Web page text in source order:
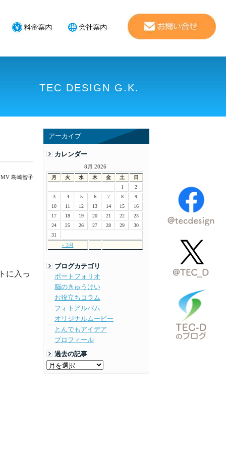
TEC DESIGN G.K.
アーカイブ
カレンダー
8月 2026
月 火 水 木 金 土 日
« 3月
1
2
3
4 5 6 7 8
9
10
11 12 13 14 15
16
17
18 19 20 21 22
23
24
25 26 27 28 29
30
31
ブログカテゴリ
ポートフォリオ
脳のきゅうけい
お役立ちコラム
フォトアルバム
オリジナルムービー
とんでもアイデア
プロフィール
過去の記事
島崎智子
に入っ